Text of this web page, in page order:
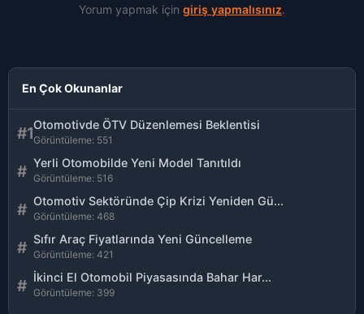
Yorum yapmak için giriş yapmalısınız.
En Çok Okunanlar
#1Otomotivde ÖTV Düzenlemesi Beklentisi
Görüntüleme: 551
# Yerli Otomobilde Yeni Model Tanıtıldı
Görüntüleme: 516
# Otomotiv Sektöründe Çip Krizi Yeniden Gü...
Görüntüleme: 468
# Sıfır Araç Fiyatlarında Yeni Güncelleme
Görüntüleme: 421
# İkinci El Otomobil Piyasasında Bahar Har...
Görüntüleme: 399